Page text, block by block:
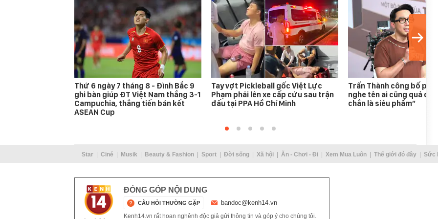
Thứ 6 ngày 7 tháng 8 - Đình Bắc 9
ghi bàn giúp ĐT Việt Nam thắng 3-1
Campuchia, thẳng tiến bán kết
ASEAN Cup
Tay vợt Pickleball gốc Việt Lực
Phạm phải lên xe cấp cứu sau trận
đấu tại PPA Hồ Chí Minh
Trấn Thành công bố phim
nghe tên ai cũng quả
chắn là siêu phẩm”
Star Ciné Musik Beauty & Fashion Sport Đời sống Xã hội Ăn - Chơi - Đi Xem Mua Luôn Thế giới đó đây Sức
ĐÓNG GÓP NỘI DUNG
CÂU HỎI THƯỜNG GẶP bandoc@kenh14.vn
Kenh14.vn rất hoan nghênh độc giả gửi thông tin và góp ý cho chúng tôi.